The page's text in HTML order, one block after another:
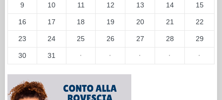
9 10 11 12 13 14 15
16 17 18 19 20 21 22
23 24 25 26 27 28 29
30 31 · · · · ·